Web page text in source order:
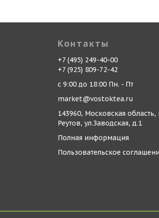
Контакты
+7 (495) 249-40-00
+7 (925) 809-72-42
с 9:00 до 18:00 Пн. - Пт
market@vostoktea.ru
143960, Московская область,
Реутов, ул.Заводская, д.1
Полная информация
Пользовательское